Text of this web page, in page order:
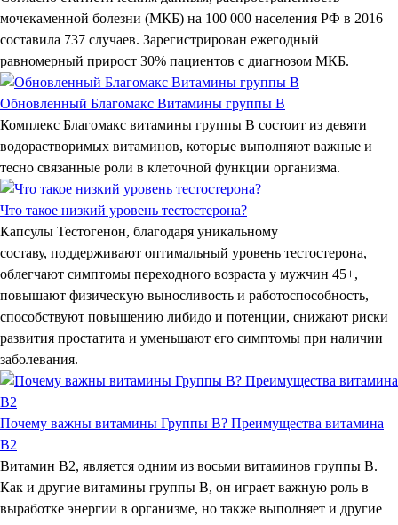
мочекаменной болезни (МКБ) на 100 000 населения РФ в 2016
составила 737 случаев. Зарегистрирован ежегодный
равномерный прирост 30% пациентов с диагнозом МКБ.
Обновленный Благомакс Витамины группы B
Комплекс Благомакс витамины группы В состоит из девяти
водорастворимых витаминов, которые выполняют важные и
тесно связанные роли в клеточной функции организма.
Что такое низкий уровень тестостерона?
Капсулы Тестогенон, благодаря уникальному
составу, поддерживают оптимальный уровень тестостерона,
облегчают симптомы переходного возраста у мужчин 45+,
повышают физическую выносливость и работоспособность,
способствуют повышению либидо и потенции, снижают риски
развития простатита и уменьшают его симптомы при наличии
заболевания.
Почему важны витамины Группы В? Преимущества витамина
В2
Витамин В2, является одним из восьми витаминов группы В.
Как и другие витамины группы В, он играет важную роль в
выработке энергии в организме, но также выполняет и другие